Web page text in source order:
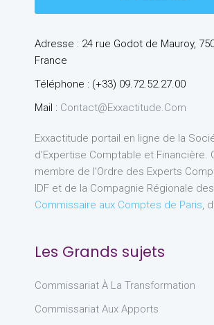
Adresse : 24 rue Godot de Mauroy,
France
Téléphone : (+33) 09.72.52.27.00
Mail : Contact@exxactitude.com
Exxactitude portail en ligne de la
d’Expertise Comptable et Financière.
membre de l’Ordre des Experts
IDF et de la Compagnie Régionale des
Commissaire aux Comptes de Paris,
Les Grands sujets
Commissariat À La Transformation
Commissariat Aux Apports